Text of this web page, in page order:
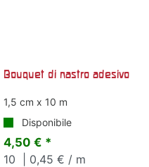
Bouquet di nastro adesivo
1,5 cm x 10 m
Disponibile
4,50 € *
10
| 0,45 € / m